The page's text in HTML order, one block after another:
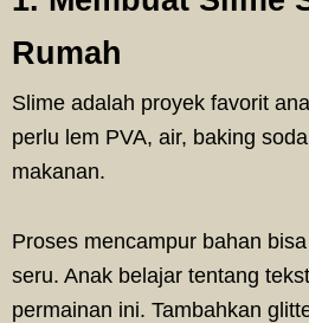
Rumah
Slime adalah proyek favorit
perlu lem PVA, air, baking
makanan.
Proses mencampur bahan
seru. Anak belajar tentang
permainan ini. Tambahkan